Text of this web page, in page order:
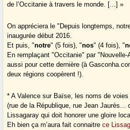
de l’Occitanie à travers le monde. [...] »
On appréciera le "Depuis longtemps,
inaugurée début 2016.
Et puis, "notre" (5 fois), "nos" (4 fois), "
En remplaçant "Occitanie" par
aussi pour cette dernière (à
deux régions coopèrent !).
* A Valence sur Baïse, les noms de
(rue de la République, rue Jean Jaurès...
Lissagaray qui doit honorer une gloire
Eh bien ça m’aura fait connaitrece